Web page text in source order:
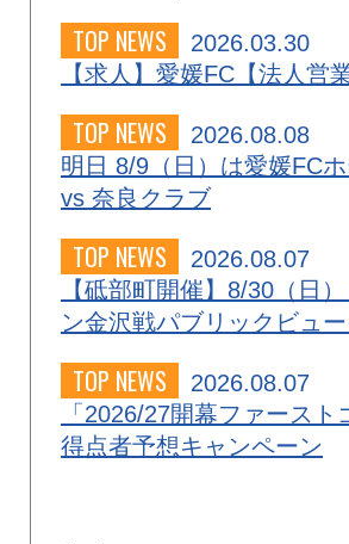
TOP NEWS
2026.03.30
【求人】愛媛FC【法人営
TOP NEWS
2026.08.08
明日 8/9（日）は愛媛FC
vs 奈良クラブ
TOP NEWS
2026.08.07
【砥部町開催】8/30（日
ン金沢戦パブリックビュ
TOP NEWS
2026.08.07
「2026/27開幕ファース
得点者予想キャンペーン